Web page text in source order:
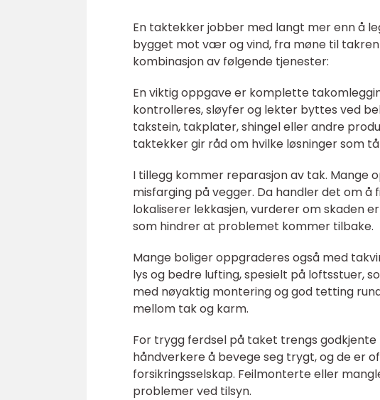
En taktekker jobber med langt mer enn å
bygget mot vær og vind, fra møne til
kombinasjon av følgende tjenester:
En viktig oppgave er komplette
kontrolleres, sløyfer og lekter byttes ved
takstein, takplater, shingel eller andre
taktekker gir råd om hvilke løsninger som
I tillegg kommer reparasjon av tak.
misfarging på vegger. Da handler det om
lokaliserer lekkasjen, vurderer om skaden
som hindrer at problemet kommer tilbake.
Mange boliger oppgraderes også med
lys og bedre lufting, spesielt på loftsstuer,
med nøyaktig montering og god tetting
mellom tak og karm.
For trygg ferdsel på taket trengs
håndverkere å bevege seg trygt, og de er
forsikringsselskap. Feilmonterte eller
problemer ved tilsyn.